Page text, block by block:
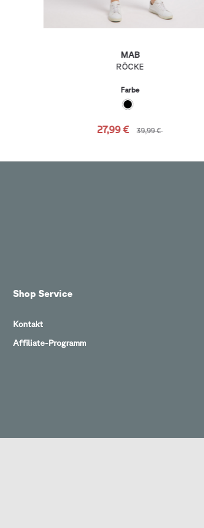
MAB
RÖCKE
Farbe
27,99 € 39,99 €
Shop Service
Kontakt
Affiliate-Programm